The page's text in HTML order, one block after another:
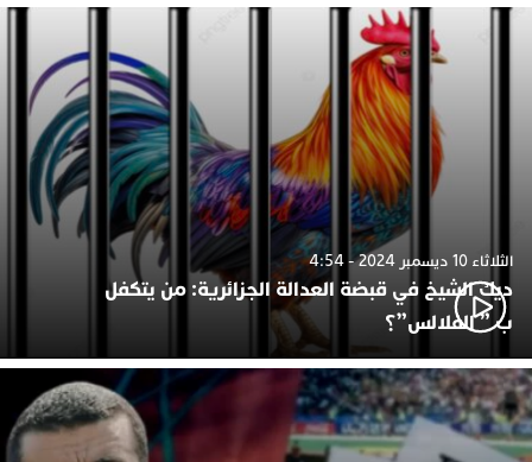
الثلاثاء 10 ديسمبر 2024 - 4:54
ديك الشيخ في قبضة العدالة الجزائرية: من يتكفل
ب ” الفلالس”؟